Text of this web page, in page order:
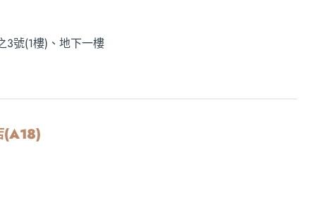
3號(1樓)、地下一樓
(A18)